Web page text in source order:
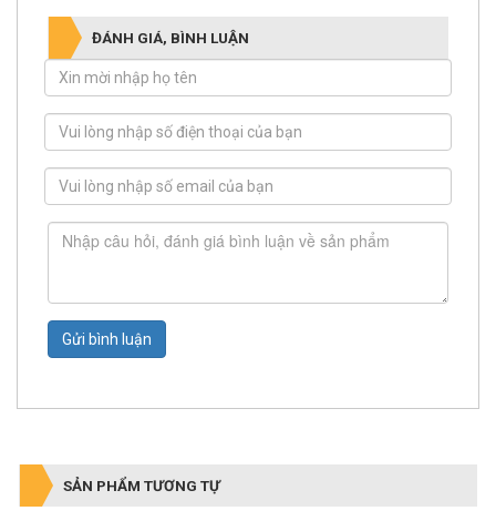
ĐÁNH GIÁ, BÌNH LUẬN
Gửi bình luận
SẢN PHẨM TƯƠNG TỰ